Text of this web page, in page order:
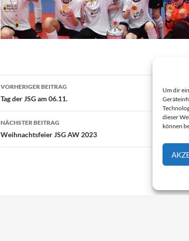
Um dir
dieser
können
Beitragsnavigation
VORHERIGER BEITRAG
Tag der JSG am 06.11.
NÄCHSTER BEITRAG
Weihnachtsfeier JSG AW 2023